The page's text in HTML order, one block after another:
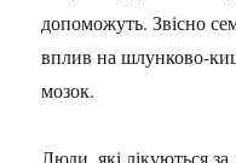
допоможуть. Звісно
вплив на шлунково-
мозок.
Люди, які лікуються